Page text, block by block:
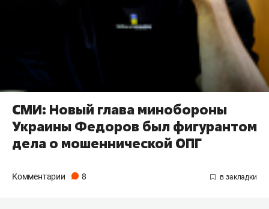
СМИ: Новый глава минобороны
Украины Федоров был фигурантом
дела о мошеннической ОПГ
Комментарии 8